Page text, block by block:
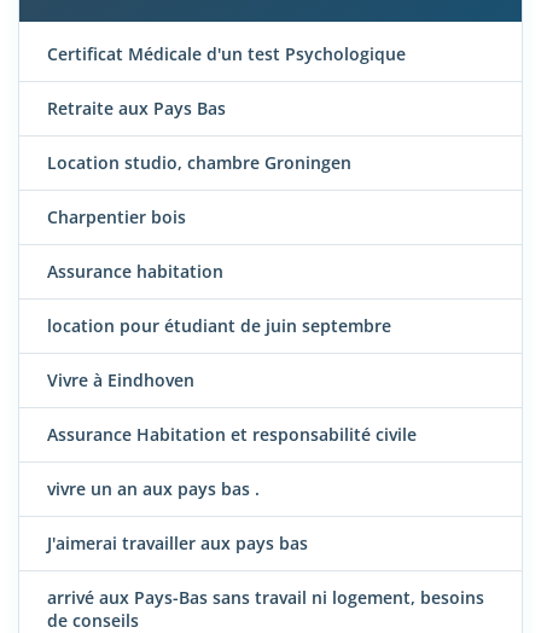
Certificat Médicale d'un test Psychologique
Retraite aux Pays Bas
Location studio, chambre Groningen
Charpentier bois
Assurance habitation
location pour étudiant de juin septembre
Vivre à Eindhoven
Assurance Habitation et responsabilité civile
vivre un an aux pays bas .
J'aimerai travailler aux pays bas
arrivé aux Pays-Bas sans travail ni logement, besoins
de conseils